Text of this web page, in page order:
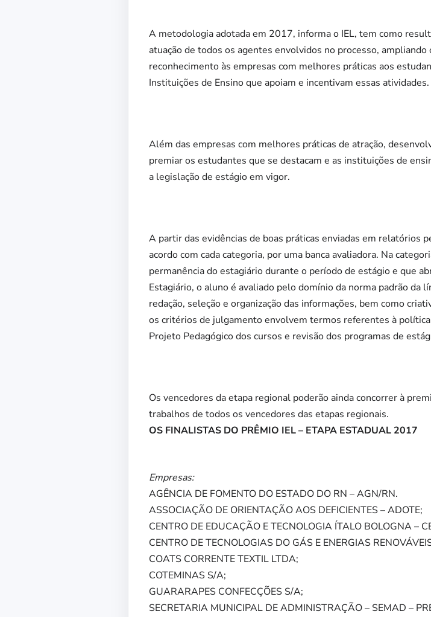
A metodologia adotada em 2017, informa o IEL, tem como
atuação de todos os agentes envolvidos no processo,
reconhecimento às empresas com melhores práticas aos
Instituições de Ensino que apoiam e incentivam essas atividades.
Além das empresas com melhores práticas de atração,
premiar os estudantes que se destacam e as instituições de
a legislação de estágio em vigor.
A partir das evidências de boas práticas enviadas em relatórios
acordo com cada categoria, por uma banca avaliadora. Na
permanência do estagiário durante o período de estágio e que
Estagiário, o aluno é avaliado pelo domínio da norma padrão da
redação, seleção e organização das informações, bem como
os critérios de julgamento envolvem termos referentes à
Projeto Pedagógico dos cursos e revisão dos programas de
Os vencedores da etapa regional poderão ainda concorrer à
trabalhos de todos os vencedores das etapas regionais.
OS FINALISTAS DO PRÊMIO IEL – ETAPA ESTADUAL 2017
Empresas:
AGÊNCIA DE FOMENTO DO ESTADO DO RN – AGN/RN.
ASSOCIAÇÃO DE ORIENTAÇÃO AOS DEFICIENTES – ADOTE;
CENTRO DE EDUCAÇÃO E TECNOLOGIA ÍTALO BOLOGNA –
CENTRO DE TECNOLOGIAS DO GÁS E ENERGIAS
COATS CORRENTE TEXTIL LTDA;
COTEMINAS S/A;
GUARARAPES CONFECÇÕES S/A;
SECRETARIA MUNICIPAL DE ADMINISTRAÇÃO – SEMAD –